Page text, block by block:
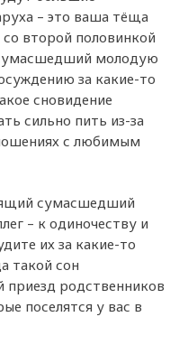
– это ваша тёща
второй половинкой
молодую
за какие-то
сновидение
сильно пить из-за
с любимым
сумасшедший
– к одиночеству и
их за какие-то
такой сон
приезд родственников
поселятся у вас в